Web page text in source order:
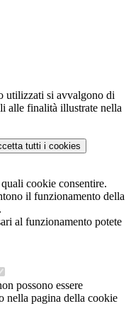
utilizzati si avvalgono di
alle finalità illustrate nella
tutti i cookies
cookie consentire.
il funzionamento della
al funzionamento potete
possono essere
nella pagina della cookie